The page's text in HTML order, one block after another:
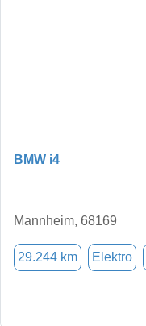
BMW i4
Mannheim, 68169
29.244 km Elektro